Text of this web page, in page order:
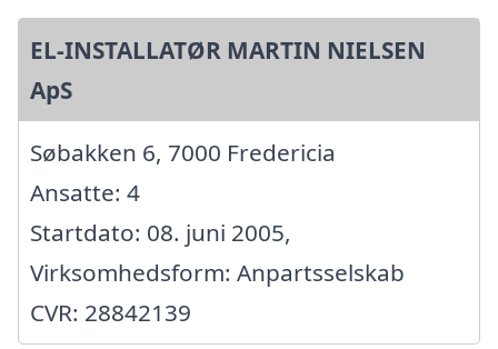
EL-INSTALLATØR MARTIN NIELSEN
ApS
Søbakken 6, 7000 Fredericia
Ansatte: 4
Startdato: 08. juni 2005,
Virksomhedsform: Anpartsselskab
CVR: 28842139